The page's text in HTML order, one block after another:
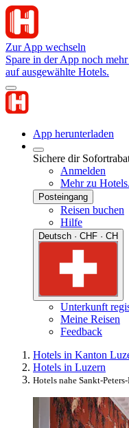
Zur App wechseln
Spare in der App noch
auf ausgewählte Hotels.
App herunterladen
Sichere dir
Anmelden
Mehr zu
Posteingang
Reisen buchen
Hilfe
Deutsch · CHF · CH
Unterkunft
Meine Reisen
Feedback
Hotels in Kanton
Hotels in Luzern
Hotels nahe Sankt-